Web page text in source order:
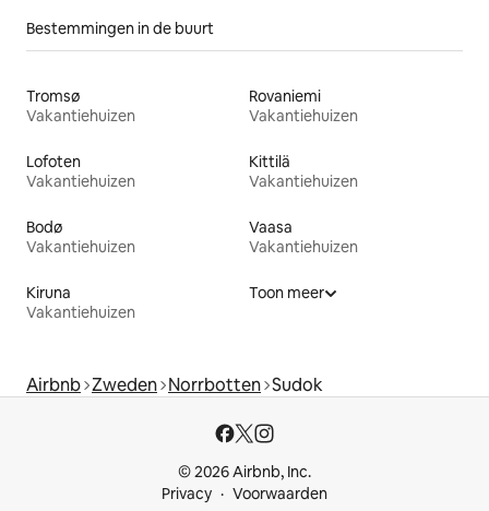
Bestemmingen in de buurt
Tromsø
Vakantiehuizen
Rovaniemi
Vakantiehuizen
Lofoten
Vakantiehuizen
Kittilä
Vakantiehuizen
Bodø
Vakantiehuizen
Vaasa
Vakantiehuizen
Kiruna
Vakantiehuizen
Toon meer
Airbnb Zweden Norrbotten Sudok
© 2026 Airbnb, Inc.
Privacy
Voorwaarden